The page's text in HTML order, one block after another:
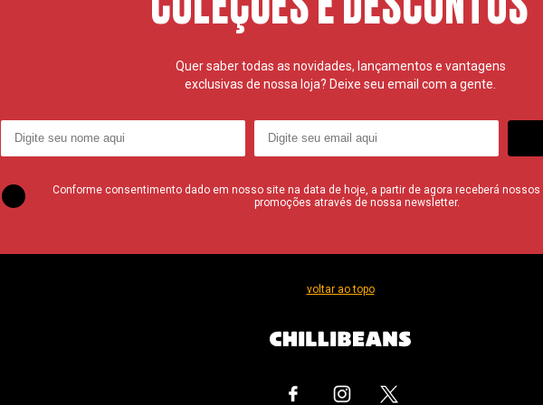
Quer saber todas as novidades, lançamentos e vantagens
exclusivas de nossa loja? Deixe seu email com a gente.
Conforme consentimento dado em nosso site na data de hoje, a partir de agora receberá
promoções através de nossa newsletter.
voltar ao topo